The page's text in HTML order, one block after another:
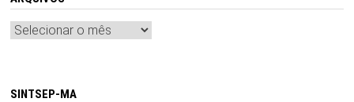
Arquivos
SINTSEP-MA